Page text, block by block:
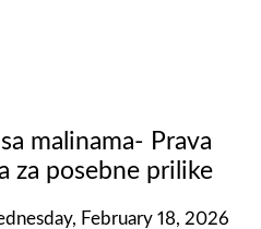
malinama- Prava
za posebne prilike
February 18, 2026